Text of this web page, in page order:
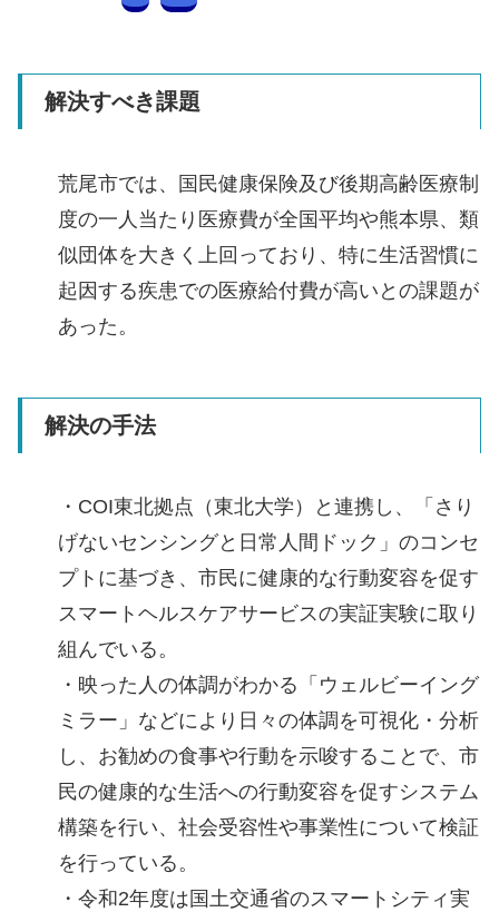
解決すべき課題
荒尾市では、国民健康保険及び後期高齢医療制
度の一人当たり医療費が全国平均や熊本県、類
似団体を大きく上回っており、特に生活習慣に
起因する疾患での医療給付費が高いとの課題が
あった。
解決の手法
・COI東北拠点（東北大学）と連携し、「さり
げないセンシングと日常人間ドック」のコンセ
プトに基づき、市民に健康的な行動変容を促す
スマートヘルスケアサービスの実証実験に取り
組んでいる。
・映った人の体調がわかる「ウェルビーイング
ミラー」などにより日々の体調を可視化・分析
し、お勧めの食事や行動を示唆することで、市
民の健康的な生活への行動変容を促すシステム
構築を行い、社会受容性や事業性について検証
を行っている。
・令和2年度は国土交通省のスマートシティ実